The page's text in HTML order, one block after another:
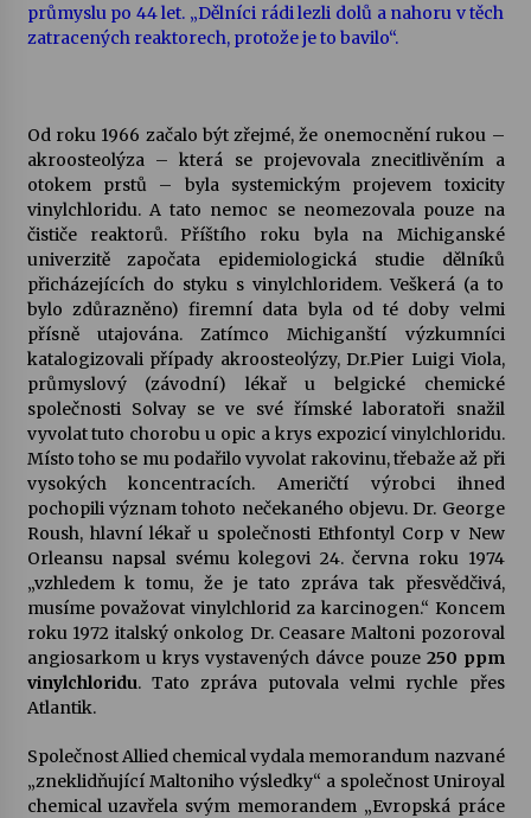
průmyslu po 44 let. „Dělníci rádi lezli dolů a nahoru v těch
zatracených reaktorech, protože je to bavilo“.
Od roku 1966 začalo být zřejmé, že onemocnění rukou –
akroosteolýza – která se projevovala znecitlivěním a
otokem prstů – byla systemickým projevem toxicity
vinylchloridu. A tato nemoc se neomezovala pouze na
čističe reaktorů. Příštího roku byla na Michiganské
univerzitě započata epidemiologická studie dělníků
přicházejících do styku s vinylchloridem. Veškerá (a to
bylo zdůrazněno) firemní data byla od té doby velmi
přísně utajována. Zatímco Michiganští výzkumníci
katalogizovali případy akroosteolýzy, Dr.Pier Luigi Viola,
průmyslový (závodní) lékař u belgické chemické
společnosti Solvay se ve své římské laboratoři snažil
vyvolat tuto chorobu u opic a krys expozicí vinylchloridu.
Místo toho se mu podařilo vyvolat rakovinu, třebaže až při
vysokých koncentracích. Američtí výrobci ihned
pochopili význam tohoto nečekaného objevu. Dr. George
Roush, hlavní lékař u společnosti Ethfontyl Corp v New
Orleansu napsal svému kolegovi 24. června roku 1974
„vzhledem k tomu, že je tato zpráva tak přesvědčivá,
musíme považovat vinylchlorid za karcinogen.“ Koncem
roku 1972 italský onkolog Dr. Ceasare Maltoni pozoroval
angiosarkom u krys vystavených dávce pouze 250 ppm
vinylchloridu. Tato zpráva putovala velmi rychle přes
Atlantik.
Společnost Allied chemical vydala memorandum nazvané
„zneklidňující Maltoniho výsledky“ a společnost Uniroyal
chemical uzavřela svým memorandem „Evropská práce